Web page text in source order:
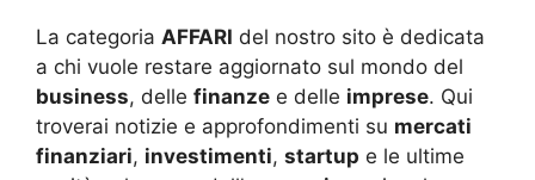
La categoria AFFARI del nostro sito è dedicata
a chi vuole restare aggiornato sul mondo del
business, delle finanze e delle imprese. Qui
troverai notizie e approfondimenti su mercati
finanziari, investimenti, startup e le ultime